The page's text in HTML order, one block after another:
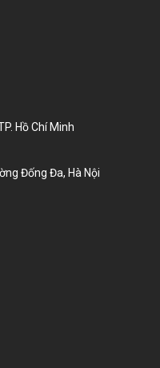
Hồ Chí Minh
Đống Đa, Hà Nội